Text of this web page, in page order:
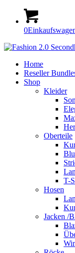
0
Home
Reseller
Shop
Kleider
Oberteile
T-
Hosen
Jacken /